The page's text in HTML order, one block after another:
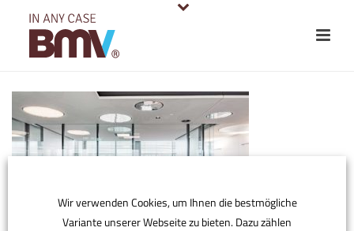
Wir verwenden Cookies, um Ihnen die bestmögliche
Variante unserer Webseite zu bieten. Dazu zählen